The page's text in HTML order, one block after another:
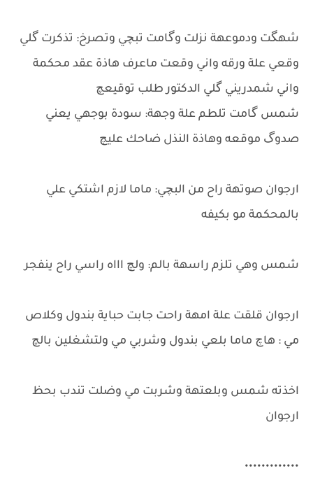
شهگت ودموعهة نزلت وگامت تبچي وتصرخ: تذكرت گلي
وقعي علة ورقه واني وقعت ماعرف هاذة عقد محكمة
واني شمدريني گلي الدكتور طلب توقيعچ
شمس گامت تلطم علة وجهة: سودة بوجهي يعني
صدوگ موقعه وهاذة النذل ضاحك عليچ
ارجوان صوتهة راح من البچي: ماما لازم اشتكي علي
بالمحكمة مو بكيفه
شمس وهي تلزم راسهة بالم: ولچ اااه راسي راح ينفجر
ارجوان قلقت علة امهة راحت جابت حباية بندول وكلاص
مي : هاچ ماما بلعي بندول وشربي مي ولتشغلين بالچ
اخذته شمس وبلعتهة وشربت مي وضلت تندب بحظ
ارجوان
•••••••••••••